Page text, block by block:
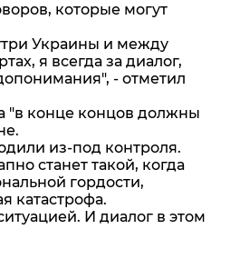
которые могут
Украины и между
я всегда за диалог,
- отметил
"в конце концов должны
из-под контроля.
станет такой, когда
гордости,
катастрофа.
И диалог в этом